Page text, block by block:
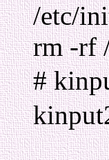
/etc/
rm -rf
#